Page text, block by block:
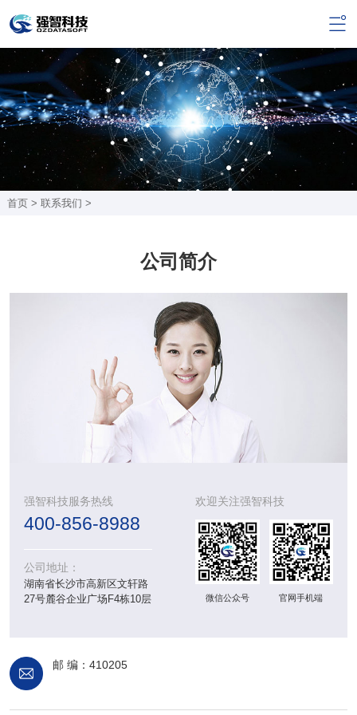
首页 > 联系我们 >
公司简介
强智科技服务热线
400-856-8988
公司地址：
湖南省长沙市高新区文轩路
27号麓谷企业广场F4栋10层
欢迎关注强智科技
微信公众号 官网手机端
邮 编：410205